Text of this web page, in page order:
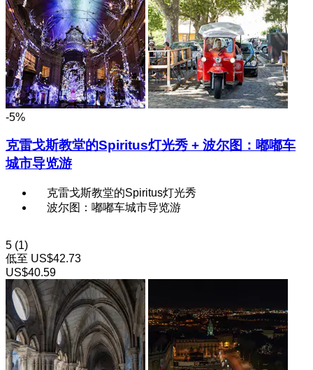
-5%
克雷戈斯教堂的Spiritus灯光秀 + 波尔图：嘟嘟车
城市导览游
克雷戈斯教堂的Spiritus灯光秀
波尔图：嘟嘟车城市导览游
5 (1)
低至 US$42.73
US$40.59